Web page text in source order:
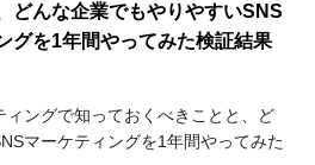
どんな企業でもやりやすいSNS
グを1年間やってみた検証結果
ィングで知っておくべきことと、ど
マーケティングを1年間やってみた